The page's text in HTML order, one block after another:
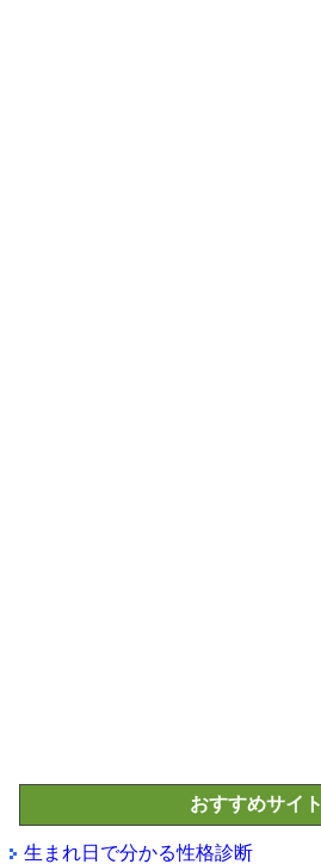
おすすめサイト
生まれ日で分かる性格診断